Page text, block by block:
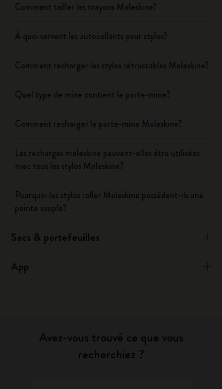
Comment tailler les crayons Moleskine?
À quoi servent les autocollants pour stylos?
Comment recharger les stylos rétractables Moleskine?
Quel type de mine contient le porte-mine?
Comment recharger le porte-mine Moleskine?
Les recharges moleskine peuvent-elles être utilisées
avec tous les stylos Moleskine?
Pourquoi les stylos roller Moleskine possèdent-ils une
pointe souple?
Sacs & portefeuilles
App
Avez-vous trouvé ce que vous
recherchiez ?